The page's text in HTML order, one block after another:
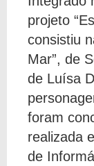
projeto
consistiu
Mar”, de
de Luísa
foram
realizada
de